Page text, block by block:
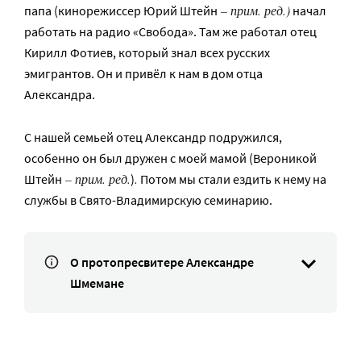
папа (кинорежиссер Юрий Штейн – прим. ред.) начал
работать на радио «Свобода». Там же работал отец
Кирилл Фотиев, который знал всех русских
эмигрантов. Он и привёл к нам в дом отца
Александра.
С нашей семьей отец Александр подружился,
особенно он был дружен с моей мамой (Вероникой
Штейн – прим. ред.). Потом мы стали ездить к нему на
службы в Свято-Владимирскую семинарию.
О протопресвитере Александре
Шмемане